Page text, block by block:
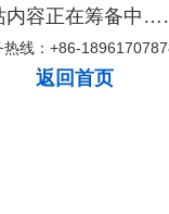
内容正在筹备中
热线：+86-
返回首页